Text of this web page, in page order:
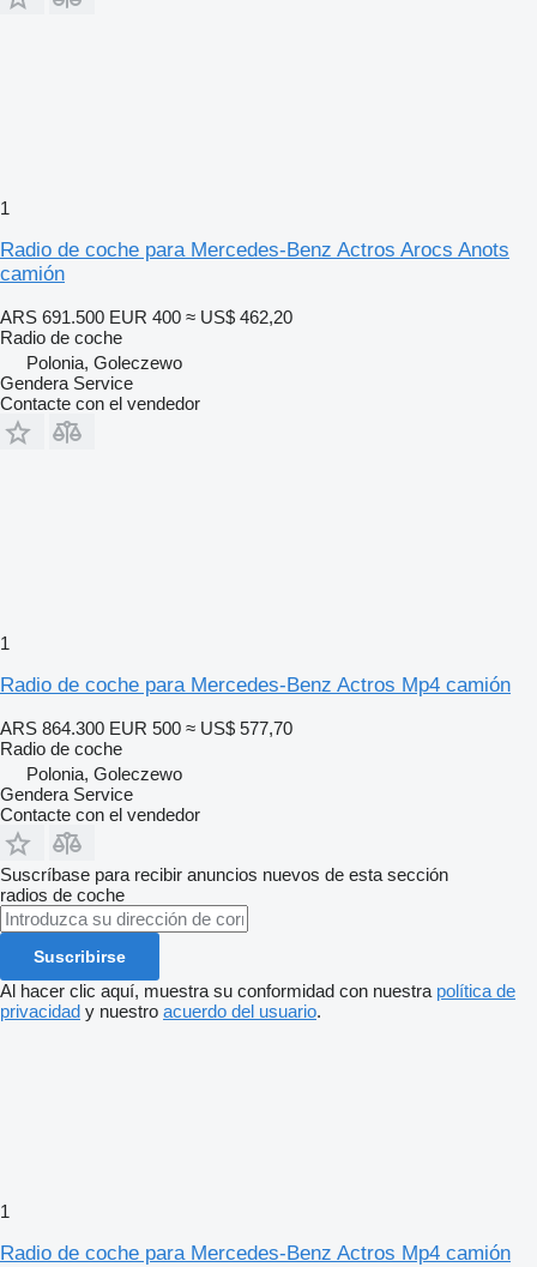
1
Radio de coche para Mercedes-Benz Actros Arocs Anots
camión
ARS 691.500 EUR 400 ≈ US$ 462,20
Radio de coche
Polonia, Goleczewo
Gendera Service
Contacte con el vendedor
1
Radio de coche para Mercedes-Benz Actros Mp4 camión
ARS 864.300 EUR 500 ≈ US$ 577,70
Radio de coche
Polonia, Goleczewo
Gendera Service
Contacte con el vendedor
Suscríbase para recibir anuncios nuevos de esta sección
radios de coche
Suscribirse
Al hacer clic aquí, muestra su conformidad con nuestra política de
privacidad y nuestro acuerdo del usuario.
1
Radio de coche para Mercedes-Benz Actros Mp4 camión